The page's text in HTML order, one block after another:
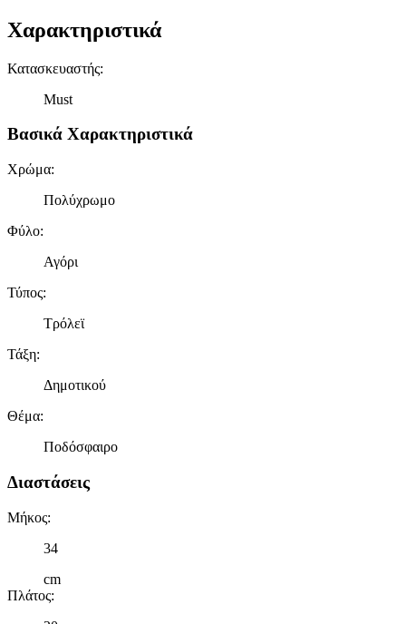
Χαρακτηριστικά
Κατασκευαστής:
Must
Βασικά Χαρακτηριστικά
Χρώμα:
Πολύχρωμο
Φύλο:
Αγόρι
Τύπος:
Τρόλεϊ
Τάξη:
Δημοτικού
Θέμα:
Ποδόσφαιρο
Διαστάσεις
Μήκος:
34
cm
Πλάτος: